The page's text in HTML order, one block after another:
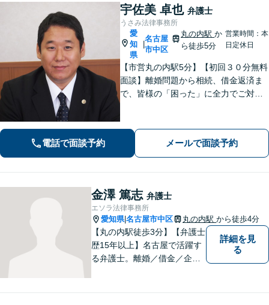
宇佐美 卓也 弁護士
うさみ法律事務所
愛
知
県
|
名古屋
市中区
丸の内駅か
ら徒歩5分
営業時間：本
日定休日
【市営丸の内駅5分】【初回３０分無料
面談】離婚問題から相続、借金返済ま
で、皆様の「困った」に全力でご対
続きをサポート。話しやすい弁護士で
す。まずはお気軽にご相談を！
電話で面談予約 メールで面談予約
金澤 篤志 弁護士
エソラ法律事務所
愛知県|名古屋市中区 丸の内駅 から徒歩4分
【丸の内駅徒歩3分】【弁護士
歴15年以上】名古屋で活躍す
る弁護士。離婚／借金／企業
詳細を見
る